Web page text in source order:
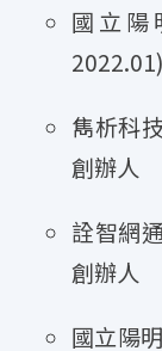
國立陽
2022.01)
雋析科
創辦人
詮智網
創辦人
國立陽